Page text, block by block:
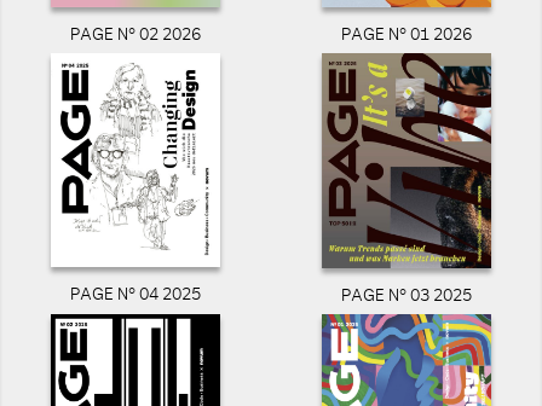
PAGE N° 02 2026 PAGE N° 01 2026
PAGE N° 04 2025 PAGE N° 03 2025